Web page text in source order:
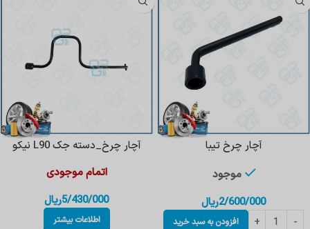
آچار چرخ تیبا
موجود
2/600/000ریال
افزودن به سبد خرید
آچار چرخ_دسته جک L90 نیکو
اتمام موجودی
5/430/000ریال
اطلاعات بیشتر